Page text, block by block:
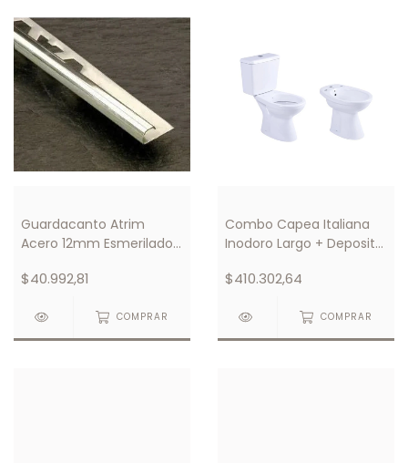
Guardacanto Atrim
Acero 12mm Esmerilado
$40.992,81
COMPRAR
Combo Capea Italiana
Inodoro Largo + Deposito
$410.302,64
COMPRAR